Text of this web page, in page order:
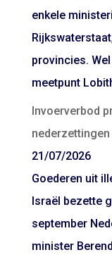
enkele
provincies.
meetpunt
Invoerverbod
21/07/2026
Goederen uit
Israël bezette
september
minister